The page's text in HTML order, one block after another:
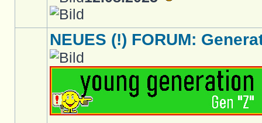
NEUES (!) FORUM: